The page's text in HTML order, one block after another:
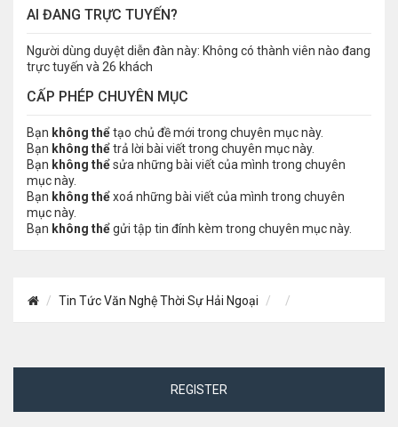
AI ĐANG TRỰC TUYẾN?
Người dùng duyệt diễn đàn này: Không có thành viên nào đang
trực tuyến và 26 khách
CẤP PHÉP CHUYÊN MỤC
Bạn không thểtạo chủ đề mới trong chuyên mục này.
Bạn không thểtrả lời bài viết trong chuyên mục này.
Bạn không thểsửa những bài viết của mình trong chuyên
mục này.
Bạn không thểxoá những bài viết của mình trong chuyên
mục này.
Bạn không thểgửi tập tin đính kèm trong chuyên mục này.
Tin Tức Văn Nghệ Thời Sự Hải Ngoại
REGISTER